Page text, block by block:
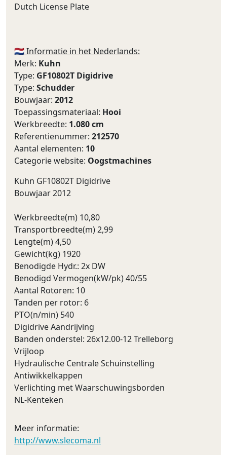
Dutch License Plate
🇳🇱 Informatie in het Nederlands:
Merk: Kuhn
Type: GF10802T Digidrive
Type: Schudder
Bouwjaar: 2012
Toepassingsmateriaal: Hooi
Werkbreedte: 1.080 cm
Referentienummer: 212570
Aantal elementen: 10
Categorie website: Oogstmachines
Kuhn GF10802T Digidrive
Bouwjaar 2012
Werkbreedte(m) 10,80
Transportbreedte(m) 2,99
Lengte(m) 4,50
Gewicht(kg) 1920
Benodigde Hydr.: 2x DW
Benodigd Vermogen(kW/pk) 40/55
Aantal Rotoren: 10
Tanden per rotor: 6
PTO(n/min) 540
Digidrive Aandrijving
Banden onderstel: 26x12.00-12 Trelleborg
Vrijloop
Hydraulische Centrale Schuinstelling
Antiwikkelkappen
Verlichting met Waarschuwingsborden
NL-Kenteken
Meer informatie:
http://www.slecoma.nl